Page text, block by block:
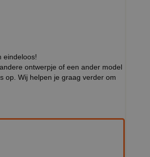
eindeloos!
ontwerpje of een ander model
op. Wij helpen je graag verder om